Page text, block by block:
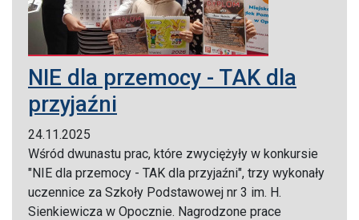
NIE dla przemocy - TAK dla
przyjaźni
24.11.2025
Wśród dwunastu prac, które zwyciężyły w konkursie
"NIE dla przemocy - TAK dla przyjaźni", trzy wykonały
uczennice za Szkoły Podstawowej nr 3 im. H.
Sienkiewicza w Opocznie. Nagrodzone prace